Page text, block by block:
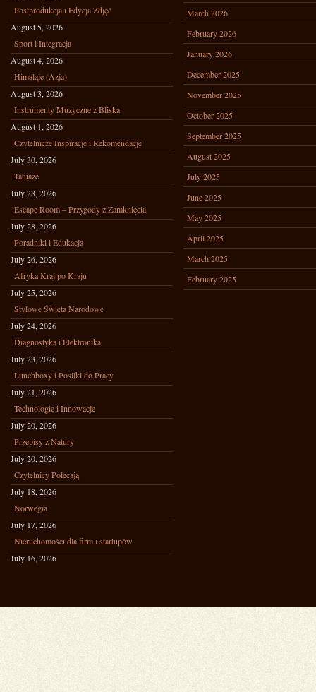
Postprodukcja i Edycja Zdjęć
August 5, 2026
Sport i Integracja
August 4, 2026
Himalaje (Azja)
August 3, 2026
Instrumenty Muzyczne z Bliska
August 1, 2026
Czytelnicze Inspiracje i Rekomendacje
July 30, 2026
Tatuaże
July 28, 2026
Escape Room – Przygody z Zamknięcia
July 28, 2026
Poradniki i Edukacja
July 26, 2026
Afryka Kraj po Kraju
July 25, 2026
Stylowe Święta Narodowe
July 24, 2026
Diagnostyka i Elektronika
July 23, 2026
Lunchboxy i Posiłki do Pracy
July 21, 2026
Technologie i Innowacje
July 20, 2026
Przepisy z Natury
July 20, 2026
Czytelnicy Polecają
July 18, 2026
Norwegia
July 17, 2026
Nieruchomości dla firm i startupów
July 16, 2026
March 2026
February 2026
January 2026
December 2025
November 2025
October 2025
September 2025
August 2025
July 2025
June 2025
May 2025
April 2025
March 2025
February 2025